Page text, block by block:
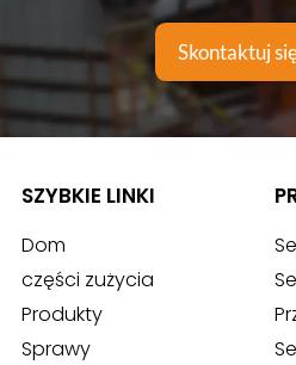
Skontaktuj
SZYBKIE LINKI
Dom
części zużycia
Produkty
Sprawy